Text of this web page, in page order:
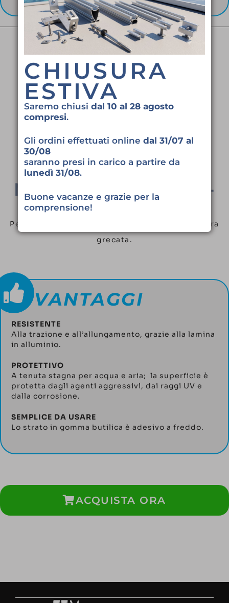
NASTRO BUTILICO-
ALLUMINIO
Per impianti fotovoltaici su coperture in lamiera
grecata.
VANTAGGI
RESISTENTE
Alla trazione e all’allungamento, grazie alla lamina
in alluminio.
PROTETTIVO
A tenuta stagna per acqua e aria; la superficie è
protetta dagli agenti aggressivi, dai raggi UV e
dalla corrosione.
SEMPLICE DA USARE
Lo strato in gomma butilica è adesivo a freddo.
ACQUISTA ORA
CHIUSURA
ESTIVA
Saremo chiusi dal 10 al 28 agosto
compresi.
Gli ordini effettuati online dal 31/07 al
30/08
saranno presi in carico a partire da
lunedì 31/08.
Buone vacanze e grazie per la
comprensione!